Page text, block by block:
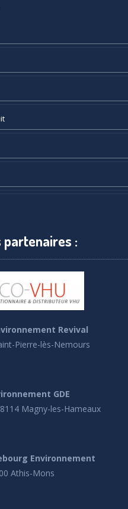
partenaires :
Revival
Pierre-lès-Nemours
GDE
Magny-les-Hameaux
Environnement
Athis-Mons